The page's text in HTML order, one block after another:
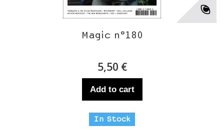
Magic n°180
5,50 €
Add to cart
In Stock